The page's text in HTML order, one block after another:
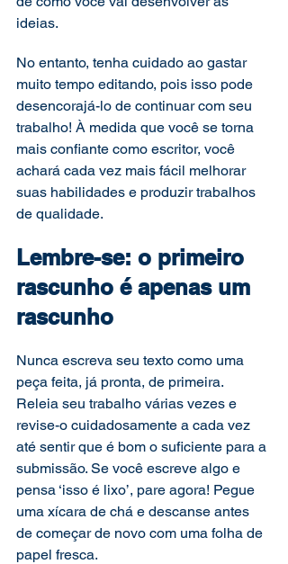
ideias.
No entanto, tenha cuidado ao gastar
muito tempo editando, pois isso pode
desencorajá-lo de continuar com seu
trabalho! À medida que você se torna
mais confiante como escritor, você
achará cada vez mais fácil melhorar
suas habilidades e produzir trabalhos
de qualidade.
Lembre-se: o primeiro
rascunho é apenas um
rascunho
Nunca escreva seu texto como uma
peça feita, já pronta, de primeira.
Releia seu trabalho várias vezes e
revise-o cuidadosamente a cada vez
até sentir que é bom o suficiente para a
submissão. Se você escreve algo e
pensa ‘isso é lixo’, pare agora! Pegue
uma xícara de chá e descanse antes
de começar de novo com uma folha de
papel fresca.